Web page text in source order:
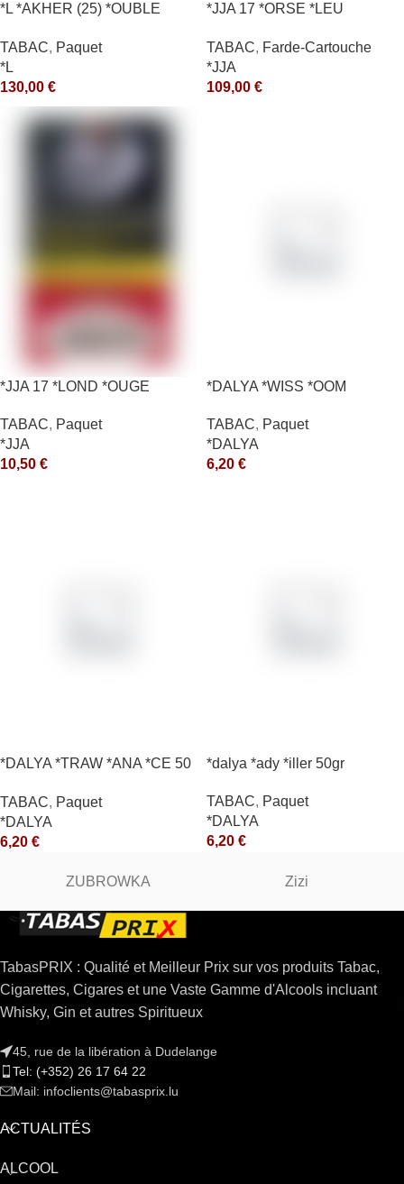
*L *AKHER (25) *OUBLE
TABAC, Paquet
*L
130,00 €
*JJA 17 *ORSE *LEU
TABAC, Farde-Cartouche
*JJA
109,00 €
*JJA 17 *LOND *OUGE
TABAC, Paquet
*JJA
10,50 €
*DALYA *WISS *OOM
TABAC, Paquet
*DALYA
6,20 €
*DALYA *TRAW *ANA *CE 50
TABAC, Paquet
*DALYA
6,20 €
*dalya *ady *iller 50gr
TABAC, Paquet
*DALYA
6,20 €
ZUBROWKA Zizi
TabasPRIX : Qualité et Meilleur Prix sur vos produits Tabac,
Cigarettes, Cigares et une Vaste Gamme d'Alcools incluant
Whisky, Gin et autres Spiritueux
45, rue de la libération à Dudelange
Tel: (+352) 26 17 64 22
Mail: infoclients@tabasprix.lu
ACTUALITÉS
ALCOOL